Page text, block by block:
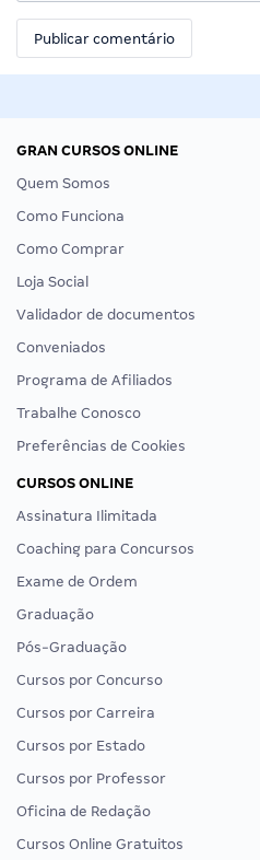
GRAN CURSOS ONLINE
Quem Somos
Como Funciona
Como Comprar
Loja Social
Validador de documentos
Conveniados
Programa de Afiliados
Trabalhe Conosco
Preferências de Cookies
CURSOS ONLINE
Assinatura Ilimitada
Coaching para Concursos
Exame de Ordem
Graduação
Pós-Graduação
Cursos por Concurso
Cursos por Carreira
Cursos por Estado
Cursos por Professor
Oficina de Redação
Cursos Online Gratuitos